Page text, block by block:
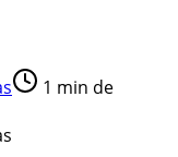
1 min de